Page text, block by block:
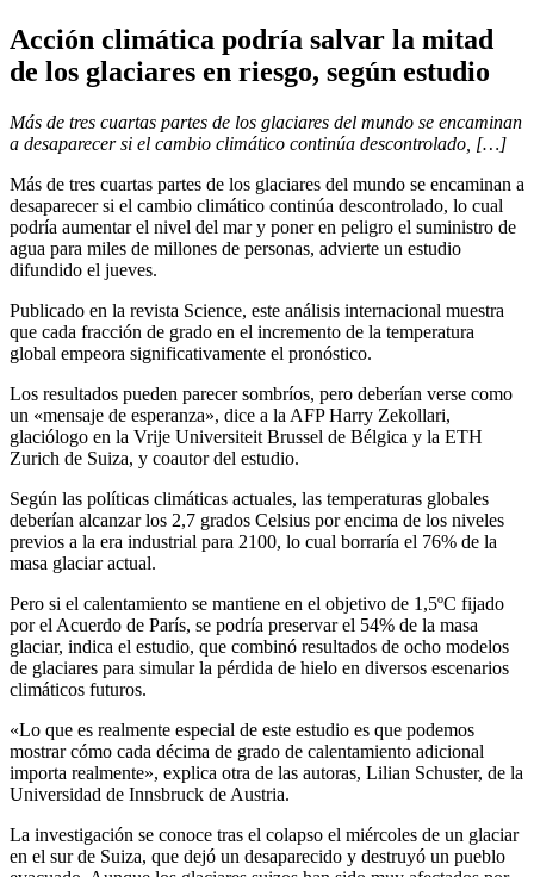
Acción climática podría salvar la mitad
de los glaciares en riesgo, según estudio
Más de tres cuartas partes de los glaciares del mundo se encaminan
a desaparecer si el cambio climático continúa descontrolado, […]
Más de tres cuartas partes de los glaciares del mundo se encaminan a
desaparecer si el cambio climático continúa descontrolado, lo cual
podría aumentar el nivel del mar y poner en peligro el suministro de
agua para miles de millones de personas, advierte un estudio
difundido el jueves.
Publicado en la revista Science, este análisis internacional muestra
que cada fracción de grado en el incremento de la temperatura
global empeora significativamente el pronóstico.
Los resultados pueden parecer sombríos, pero deberían verse como
un «mensaje de esperanza», dice a la AFP Harry Zekollari,
glaciólogo en la Vrije Universiteit Brussel de Bélgica y la ETH
Zurich de Suiza, y coautor del estudio.
Según las políticas climáticas actuales, las temperaturas globales
deberían alcanzar los 2,7 grados Celsius por encima de los niveles
previos a la era industrial para 2100, lo cual borraría el 76% de la
masa glaciar actual.
Pero si el calentamiento se mantiene en el objetivo de 1,5ºC fijado
por el Acuerdo de París, se podría preservar el 54% de la masa
glaciar, indica el estudio, que combinó resultados de ocho modelos
de glaciares para simular la pérdida de hielo en diversos escenarios
climáticos futuros.
«Lo que es realmente especial de este estudio es que podemos
mostrar cómo cada décima de grado de calentamiento adicional
importa realmente», explica otra de las autoras, Lilian Schuster, de la
Universidad de Innsbruck de Austria.
La investigación se conoce tras el colapso el miércoles de un glaciar
en el sur de Suiza, que dejó un desaparecido y destruyó un pueblo